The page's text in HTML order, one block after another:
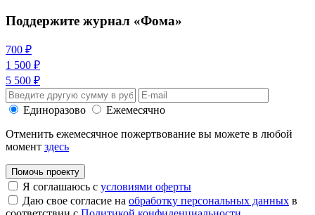
Поддержите журнал «Фома»
700 ₽
1 500 ₽
5 500 ₽
Единоразово
Ежемесячно
Отменить ежемесячное пожертвование вы можете в любой
момент здесь
Помочь проекту
Я соглашаюсь с условиями оферты
Даю свое согласие на обработку персональных данных в